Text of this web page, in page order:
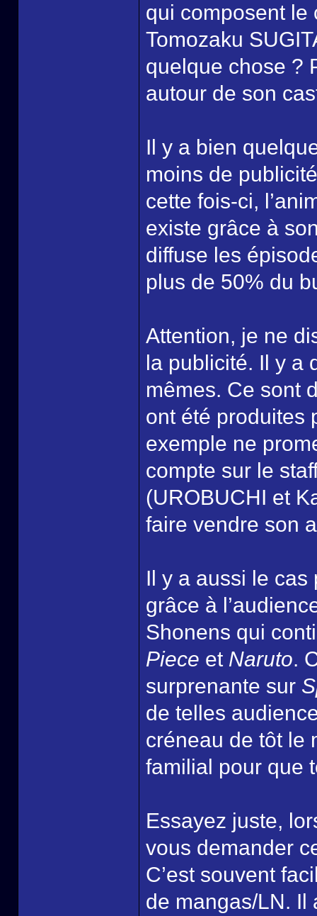
qui composent le
Tomozaku
quelque chose ?
autour de son
Il y a bien
moins de
cette fois-ci,
existe grâce à
diffuse les
plus de 50% du
Attention, je ne
la publicité. Il y a
mêmes. Ce sont
ont été produites
exemple ne
compte sur le
(UROBUCHI et
faire vendre son
Il y a aussi le
grâce à
Shonens qui
Piece et Naruto.
surprenante sur
de telles
créneau de tôt le
familial pour que
Essayez juste,
vous demander
C’est souvent
de mangas/LN. Il